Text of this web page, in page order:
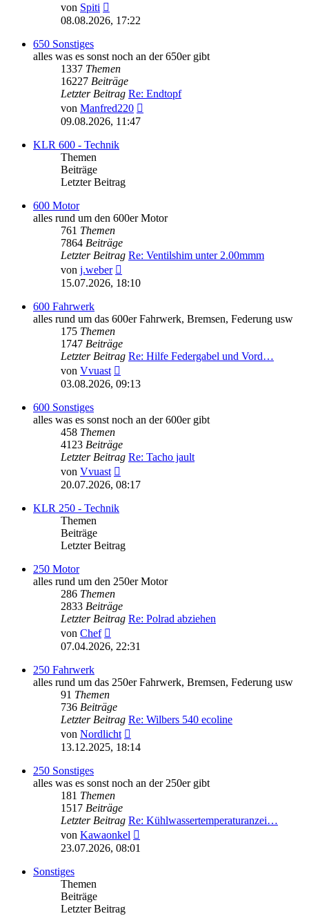
von Spiti
Beitrag
08.08.2026, 17:22
650 Sonstiges
alles was es sonst noch an der 650er gibt
1337 Themen
16227 Beiträge
Letzter Beitrag Re: Endtopf
von Manfred220
09.08.2026, 11:47
KLR 600 - Technik
Themen
Beiträge
Letzter Beitrag
600 Motor
alles rund um den 600er Motor
761 Themen
7864 Beiträge
Letzter Beitrag Re: Ventilshim unter 2.00mmm
von j.weber
Beitrag
15.07.2026, 18:10
600 Fahrwerk
alles rund um das 600er Fahrwerk, Bremsen, Federung usw
175 Themen
1747 Beiträge
Letzter Beitrag Re: Hilfe Federgabel und Vord…
von Vvuast
Beitrag
03.08.2026, 09:13
600 Sonstiges
alles was es sonst noch an der 600er gibt
458 Themen
4123 Beiträge
Letzter Beitrag Re: Tacho jault
von Vvuast
Beitrag
20.07.2026, 08:17
KLR 250 - Technik
Themen
Beiträge
Letzter Beitrag
250 Motor
alles rund um den 250er Motor
286 Themen
2833 Beiträge
Letzter Beitrag Re: Polrad abziehen
von Chef
Beitrag
07.04.2026, 22:31
250 Fahrwerk
alles rund um das 250er Fahrwerk, Bremsen, Federung usw
91 Themen
736 Beiträge
Letzter Beitrag Re: Wilbers 540 ecoline
von Nordlicht
Beitrag
13.12.2025, 18:14
250 Sonstiges
alles was es sonst noch an der 250er gibt
181 Themen
1517 Beiträge
Letzter Beitrag Re: Kühlwassertemperaturanzei…
von Kawaonkel
23.07.2026, 08:01
Sonstiges
Themen
Beiträge
Letzter Beitrag